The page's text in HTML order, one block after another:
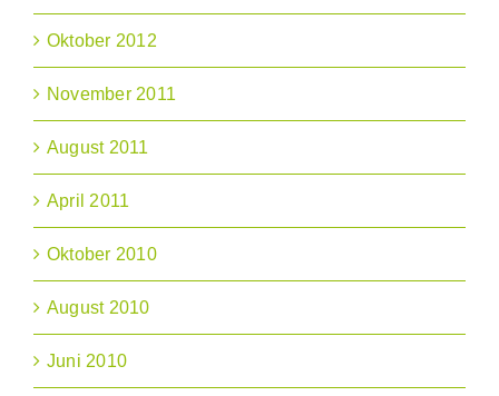
Oktober 2012
November 2011
August 2011
April 2011
Oktober 2010
August 2010
Juni 2010